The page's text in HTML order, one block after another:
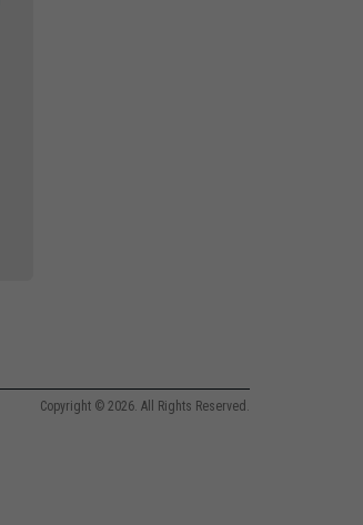
Copyright © 2026. All Rights Reserved.